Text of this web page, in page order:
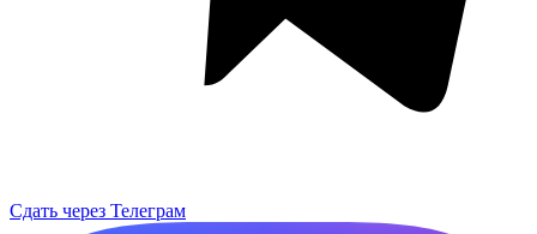
Сдать через Телеграм